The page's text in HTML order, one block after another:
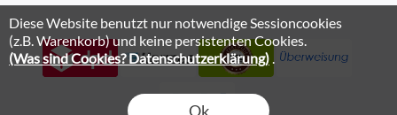
Diese Website benutzt nur notwendige Sessioncookies
(z.B. Warenkorb) und keine persistenten Cookies.
(Was sind Cookies? Datenschutzerklärung).
Ok